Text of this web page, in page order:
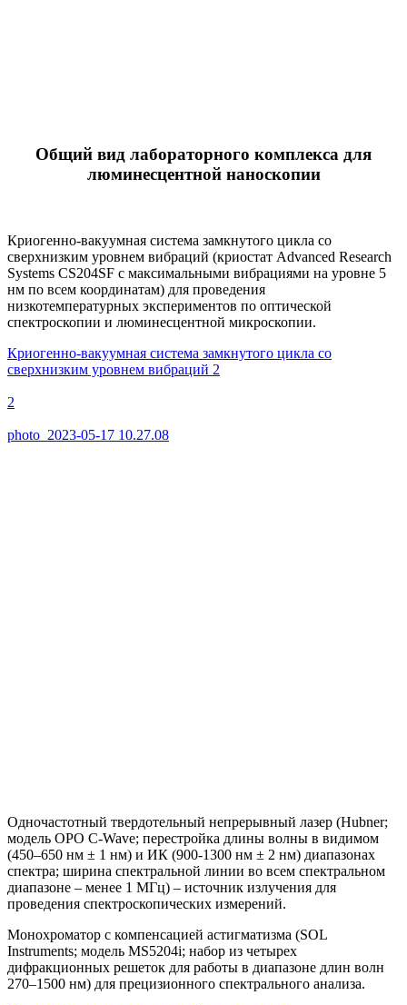
Общий вид лабораторного комплекса для
люминесцентной наноскопии
Криогенно-вакуумная система замкнутого цикла со
сверхнизким уровнем вибраций (криостат Advanced Research
Systems CS204SF с максимальными вибрациями на уровне 5
нм по всем координатам) для проведения
низкотемпературных экспериментов по оптической
спектроскопии и люминесцентной микроскопии.
Криогенно-вакуумная система замкнутого цикла со
сверхнизким уровнем вибраций 2
2
photo_2023-05-17 10.27.08
Одночастотный твердотельный непрерывный лазер (Hubner;
модель OPO С-Wave; перестройка длины волны в видимом
(450‒650 нм ± 1 нм) и ИК (900-1300 нм ± 2 нм) диапазонах
спектра; ширина спектральной линии во всем спектральном
диапазоне – менее 1 МГц) – источник излучения для
проведения спектроскопических измерений.
Монохроматор с компенсацией астигматизма (SOL
Instruments; модель MS5204i; набор из четырех
дифракционных решеток для работы в диапазоне длин волн
270‒1500 нм) для прецизионного спектрального анализа.